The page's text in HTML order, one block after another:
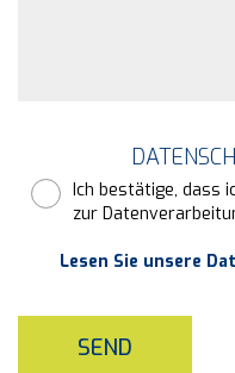
Ich bestätige, dass
zur
Lesen Sie unsere
SEND